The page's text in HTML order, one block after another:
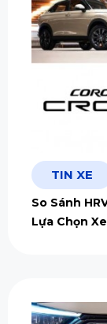
TIN XE
So Sánh
Lựa Chọn